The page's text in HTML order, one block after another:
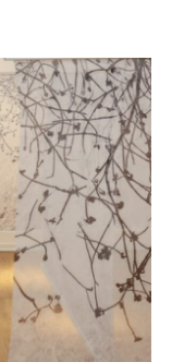
d
e
E
v
e
n
t
o
s